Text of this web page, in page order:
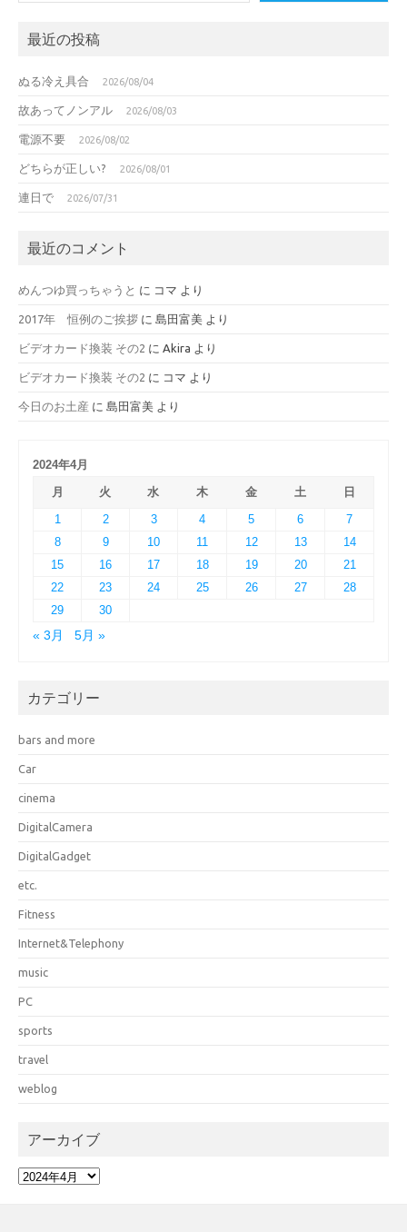
最近の投稿
ぬる冷え具合 2026/08/04
故あってノンアル 2026/08/03
電源不要 2026/08/02
どちらが正しい? 2026/08/01
連日で 2026/07/31
最近のコメント
めんつゆ買っちゃうと に コマ より
2017年 恒例のご挨拶 に 島田富美 より
ビデオカード換装 その2 に Akira より
ビデオカード換装 その2 に コマ より
今日のお土産 に 島田富美 より
2024年4月
月
火 水 木 金 土
日
1
2 3 4 5 6
7
8
9 10 11 12 13
14
15
16 17 18 19 20
21
22
23 24 25 26 27
28
29
30
« 3月
5月 »
カテゴリー
bars and more
Car
cinema
DigitalCamera
DigitalGadget
etc.
Fitness
Internet&Telephony
music
PC
sports
travel
weblog
アーカイブ
ア